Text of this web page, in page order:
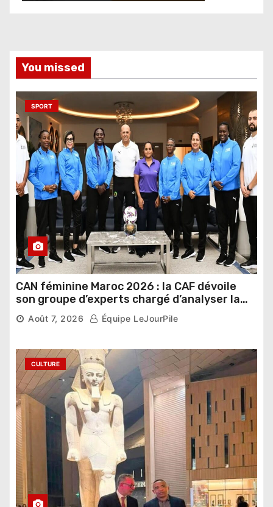
You missed
SPORT
CAN féminine Maroc 2026 : la CAF dévoile
son groupe d’experts chargé d’analyser la
compétition
Août 7, 2026 Équipe LeJourPile
CULTURE